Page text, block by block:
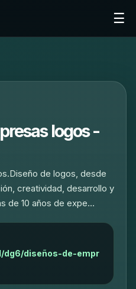
☰
logos -
de logos, desde
creatividad, desarrollo y
de 10 años de expe…
dg6/diseños-de-empr